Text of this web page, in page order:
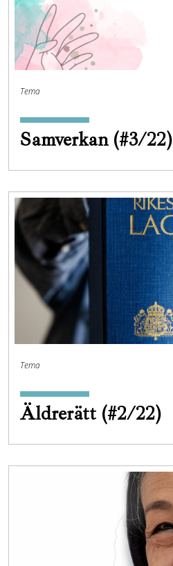
Tema
Samverkan (#3/22)
Tema
Äldrerätt (#2/22)